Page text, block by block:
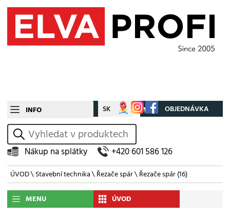
INFO CZ SK Můj účet OBJEDNÁVKA
vyhledat
Nákup na splátky +420 601 586 126
ÚVOD\Stavební technika\Řezače spár\Řezače spár(16)
MENU ÚVOD